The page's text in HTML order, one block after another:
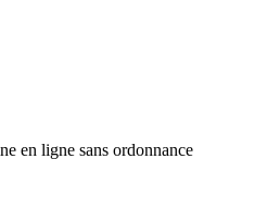
en ligne sans ordonnance